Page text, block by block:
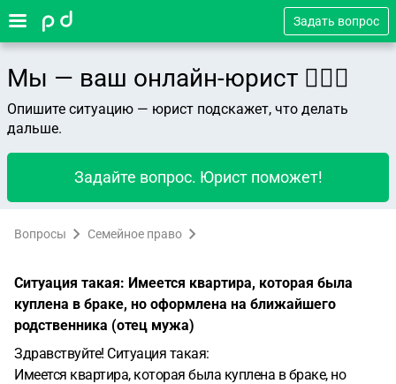
Задать вопрос
Мы — ваш онлайн-юрист 👨🏻‍⚖️
Опишите ситуацию — юрист подскажет, что делать
дальше.
Задайте вопрос. Юрист поможет!
Вопросы Семейное право
Ситуация такая: Имеется квартира, которая была
куплена в браке, но оформлена на ближайшего
родственника (отец мужа)
Здравствуйте! Ситуация такая:
Имеется квартира, которая была куплена в браке, но